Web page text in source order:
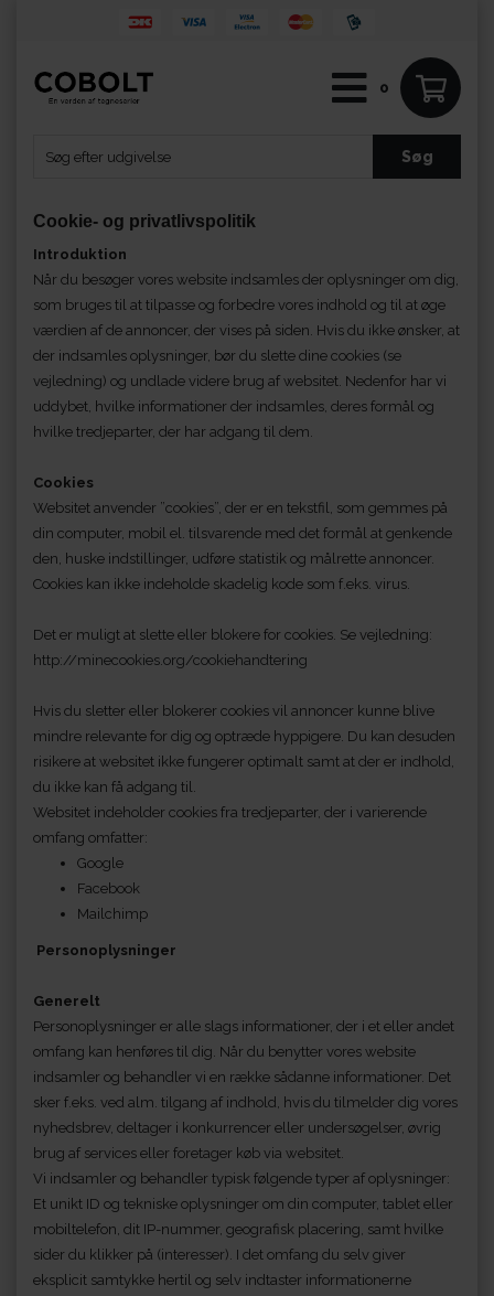
0
Cookie- og privatlivspolitik
Introduktion
Når du besøger vores website indsamles der oplysninger om dig,
som bruges til at tilpasse og forbedre vores indhold og til at øge
værdien af de annoncer, der vises på siden. Hvis du ikke ønsker, at
der indsamles oplysninger, bør du slette dine cookies (se
vejledning) og undlade videre brug af websitet. Nedenfor har vi
uddybet, hvilke informationer der indsamles, deres formål og
hvilke tredjeparter, der har adgang til dem.
Cookies
Websitet anvender ”cookies”, der er en tekstfil, som gemmes på
din computer, mobil el. tilsvarende med det formål at genkende
den, huske indstillinger, udføre statistik og målrette annoncer.
Cookies kan ikke indeholde skadelig kode som f.eks. virus.
Det er muligt at slette eller blokere for cookies. Se vejledning:
http://minecookies.org/cookiehandtering
Hvis du sletter eller blokerer cookies vil annoncer kunne blive
mindre relevante for dig og optræde hyppigere. Du kan desuden
risikere at websitet ikke fungerer optimalt samt at der er indhold,
du ikke kan få adgang til.
Websitet indeholder cookies fra tredjeparter, der i varierende
omfang omfatter:
Google
Facebook
Mailchimp
Personoplysninger
Generelt
Personoplysninger er alle slags informationer, der i et eller andet
omfang kan henføres til dig. Når du benytter vores website
indsamler og behandler vi en række sådanne informationer. Det
sker f.eks. ved alm. tilgang af indhold, hvis du tilmelder dig vores
nyhedsbrev, deltager i konkurrencer eller undersøgelser, øvrig
brug af services eller foretager køb via websitet.
Vi indsamler og behandler typisk følgende typer af oplysninger:
Et unikt ID og tekniske oplysninger om din computer, tablet eller
mobiltelefon, dit IP-nummer, geografisk placering, samt hvilke
sider du klikker på (interesser). I det omfang du selv giver
eksplicit samtykke hertil og selv indtaster informationerne